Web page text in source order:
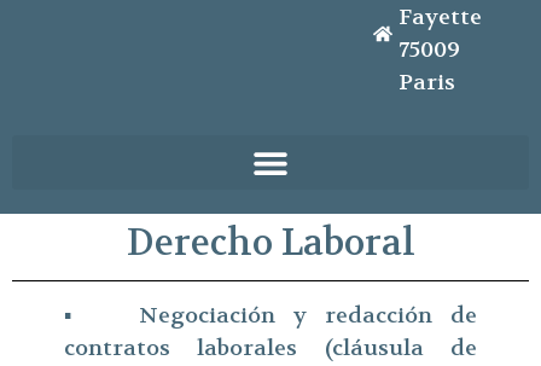
Fayette
75009
Paris
Derecho Laboral
▪ Negociación y redacción de
contratos laborales (cláusula de